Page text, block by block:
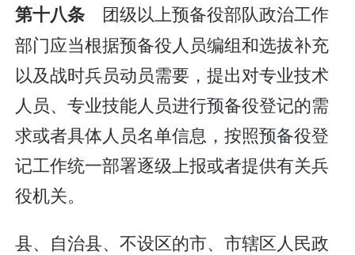
第十八条 团级以上预备役部队政治工作
部门应当根据预备役人员编组和选拔补充
以及战时兵员动员需要，提出对专业技术
人员、专业技能人员进行预备役登记的需
求或者具体人员名单信息，按照预备役登
记工作统一部署逐级上报或者提供有关兵
役机关。
县、自治县、不设区的市、市辖区人民政